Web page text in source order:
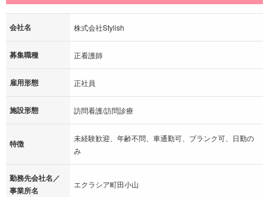
会社名 株式会社Stylish
募集職種 正看護師
雇用形態 正社員
施設形態 訪問看護/訪問診療
特徴
未経験歓迎、年齢不問、車通勤可、ブランク可、日勤の
み
勤務先会社名／
事業所名
エクラシア町田小山